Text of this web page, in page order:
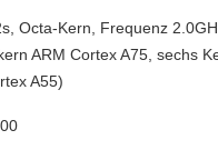
Octa-Kern, Frequenz
ARM Cortex A75, sechs
A55)